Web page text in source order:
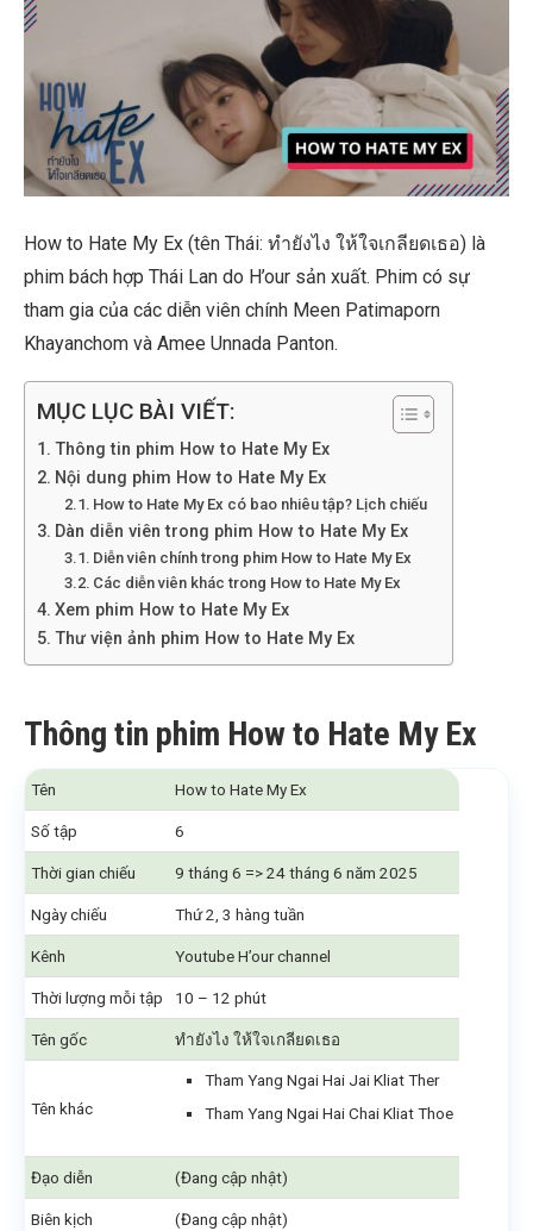
How to Hate My Ex (tên Thái: ทำยังไง ให้ใจเกลียดเธอ) là
phim bách hợp Thái Lan do H’our sản xuất. Phim có sự
tham gia của các diễn viên chính Meen Patimaporn
Khayanchom và Amee Unnada Panton.
MỤC LỤC BÀI VIẾT:
Thông tin phim How to Hate My Ex
Nội dung phim How to Hate My Ex
How to Hate My Ex có bao nhiêu tập? Lịch chiếu
Dàn diễn viên trong phim How to Hate My Ex
Diễn viên chính trong phim How to Hate My Ex
Các diễn viên khác trong How to Hate My Ex
Xem phim How to Hate My Ex
Thư viện ảnh phim How to Hate My Ex
Thông tin phim How to Hate My Ex
Tên How to Hate My Ex
Số tập 6
Thời gian chiếu 9 tháng 6 => 24 tháng 6 năm 2025
Ngày chiếu Thứ 2, 3 hàng tuần
Kênh Youtube H’our channel
Thời lượng mỗi tập 10 – 12 phút
Tên gốc ทำยังไง ให้ใจเกลียดเธอ
Tên khác
Tham Yang Ngai Hai Jai Kliat Ther
Tham Yang Ngai Hai Chai Kliat Thoe
Đạo diễn (Đang cập nhật)
Biên kịch (Đang cập nhật)